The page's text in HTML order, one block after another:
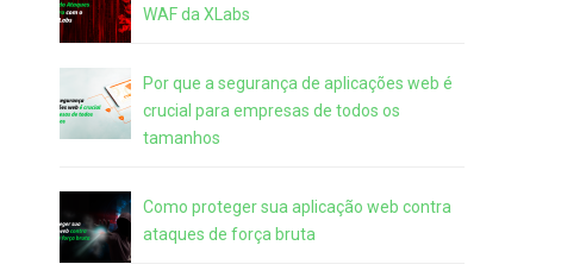
WAF da XLabs
Por que a segurança de aplicações web é
crucial para empresas de todos os
tamanhos
Como proteger sua aplicação web contra
ataques de força bruta